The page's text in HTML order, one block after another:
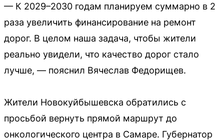
— К 2029–2030 годам планируем суммарно в 2
раза увеличить финансирование на ремонт
дорог. В целом наша задача, чтобы жители
реально увидели, что качество дорог стало
лучше, — пояснил Вячеслав Федорищев.
Жители Новокуйбышевска обратились с
просьбой вернуть прямой маршрут до
онкологического центра в Самаре. Губернатор